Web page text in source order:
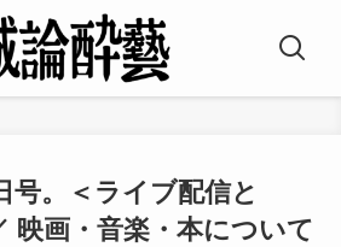
号。＜ライブ配信と
映画・音楽・本について